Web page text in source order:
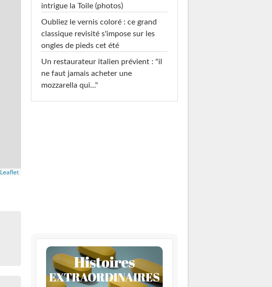
Leaflet
intrigue la Toile (photos)
Oubliez le vernis coloré : ce grand
classique revisité s'impose sur les
ongles de pieds cet été
Un restaurateur italien prévient : "il
ne faut jamais acheter une
mozzarella qui..."